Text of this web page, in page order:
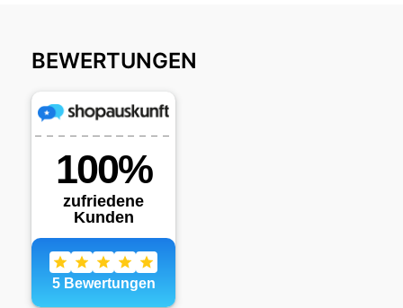
BEWERTUNGEN